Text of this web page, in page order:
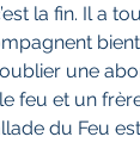
la fin. Il a
une
feu et un
du Feu